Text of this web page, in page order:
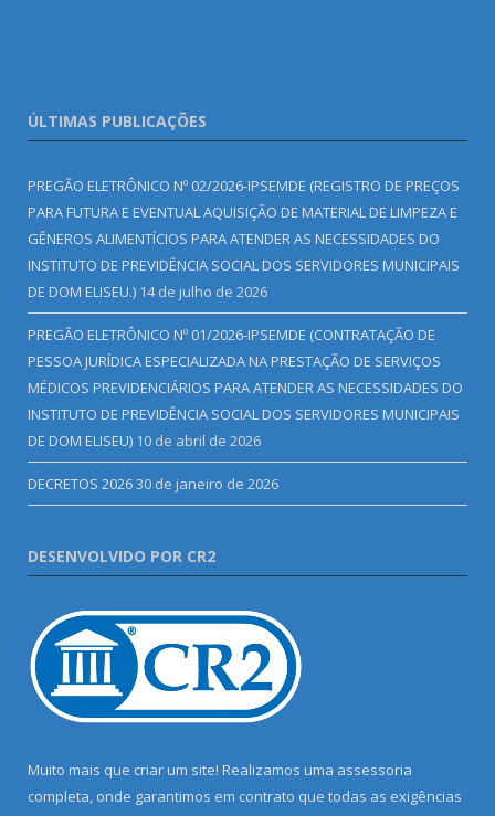
ÚLTIMAS PUBLICAÇÕES
PREGÃO ELETRÔNICO Nº 02/2026-IPSEMDE (REGISTRO DE PREÇOS
PARA FUTURA E EVENTUAL AQUISIÇÃO DE MATERIAL DE LIMPEZA E
GÊNEROS ALIMENTÍCIOS PARA ATENDER AS NECESSIDADES DO
INSTITUTO DE PREVIDÊNCIA SOCIAL DOS SERVIDORES MUNICIPAIS
DE DOM ELISEU.) 14 de julho de 2026
PREGÃO ELETRÔNICO Nº 01/2026-IPSEMDE (CONTRATAÇÃO DE
PESSOA JURÍDICA ESPECIALIZADA NA PRESTAÇÃO DE SERVIÇOS
MÉDICOS PREVIDENCIÁRIOS PARA ATENDER AS NECESSIDADES DO
INSTITUTO DE PREVIDÊNCIA SOCIAL DOS SERVIDORES MUNICIPAIS
DE DOM ELISEU) 10 de abril de 2026
DECRETOS 202630 de janeiro de 2026
DESENVOLVIDO POR CR2
Muito mais que criar um site! Realizamos uma assessoria
completa, onde garantimos em contrato que todas as exigências